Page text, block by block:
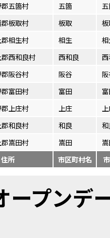
五箇村 五箇
板取村 板取
相生村 相生
西和良村 西和良
阪谷村 阪谷
富田村 富田
上庄村 上庄
和良村 和良
嵩田村 嵩田
住所 市区町村名
ープン